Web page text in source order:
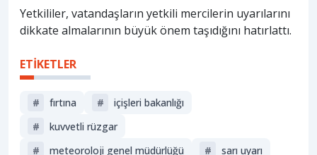
Yetkililer, vatandaşların yetkili mercilerin uyarılarını
dikkate almalarının büyük önem taşıdığını hatırlattı.
ETİKETLER
# fırtına #
i̇çişleri bakanlığı
#
kuvvetli rüzgar
#
meteoroloji genel müdürlüğü # sarı uyarı